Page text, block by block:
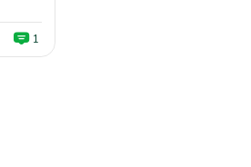
1